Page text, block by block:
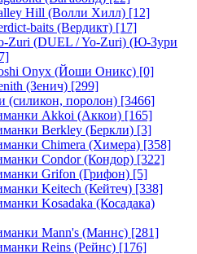
Hill (Волли Хилл) [12]
baits (Вердикт) [17]
Zuri (DUEL / Yo-Zuri) (Ю-Зури
Onyx (Йоши Оникс) [0]
(Зенич) [299]
(силикон, поролон) [3466]
Akkoi (Аккои) [165]
Berkley (Беркли) [3]
Chimera (Химера) [358]
Condor (Кондор) [322]
Grifon (Грифон) [5]
Keitech (Кейтеч) [338]
Kosadaka (Косадака)
Mann's (Маннс) [281]
Reins (Рейнс) [176]